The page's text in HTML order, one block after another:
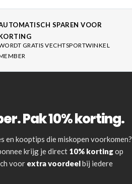
SPAREN VOOR
GRATIS VECHTSPORTWINKEL
Pak 10% korting.
kooptips die miskopen voorkomen?
krijg je direct 10% kortingop
voor extra voordeelbij iedere